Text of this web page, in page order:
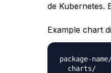
de Kubernetes.
Example chart
package-
  charts/